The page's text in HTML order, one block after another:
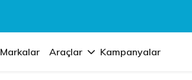
Markalar Araçlar Kampanyalar